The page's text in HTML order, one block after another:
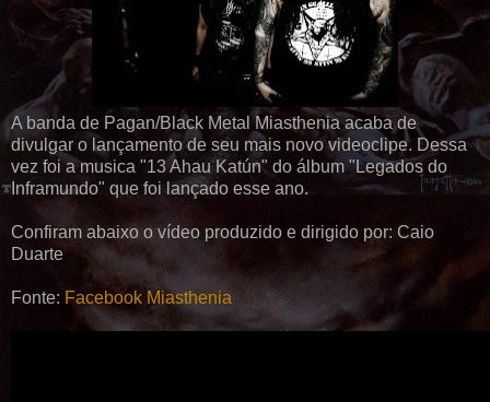
A banda de Pagan/Black Metal Miasthenia acaba de
divulgar o lançamento de seu mais novo videoclipe. Dessa
vez foi a musica "13 Ahau Katún" do álbum "Legados do
Inframundo" que foi lançado esse ano.
Confiram abaixo o vídeo produzido e dirigido por: Caio
Duarte
Fonte: Facebook Miasthenia